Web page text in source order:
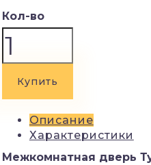
Кол-во
Купить
Описание
Характеристики
Межкомнатная дверь